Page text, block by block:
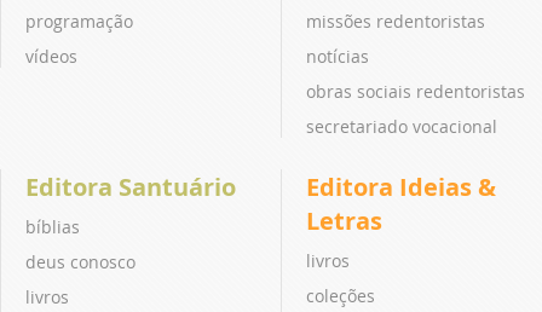
programação
vídeos
missões redentoristas
notícias
obras sociais redentoristas
secretariado vocacional
Editora Santuário
bíblias
deus conosco
livros
Editora Ideias &
Letras
livros
coleções